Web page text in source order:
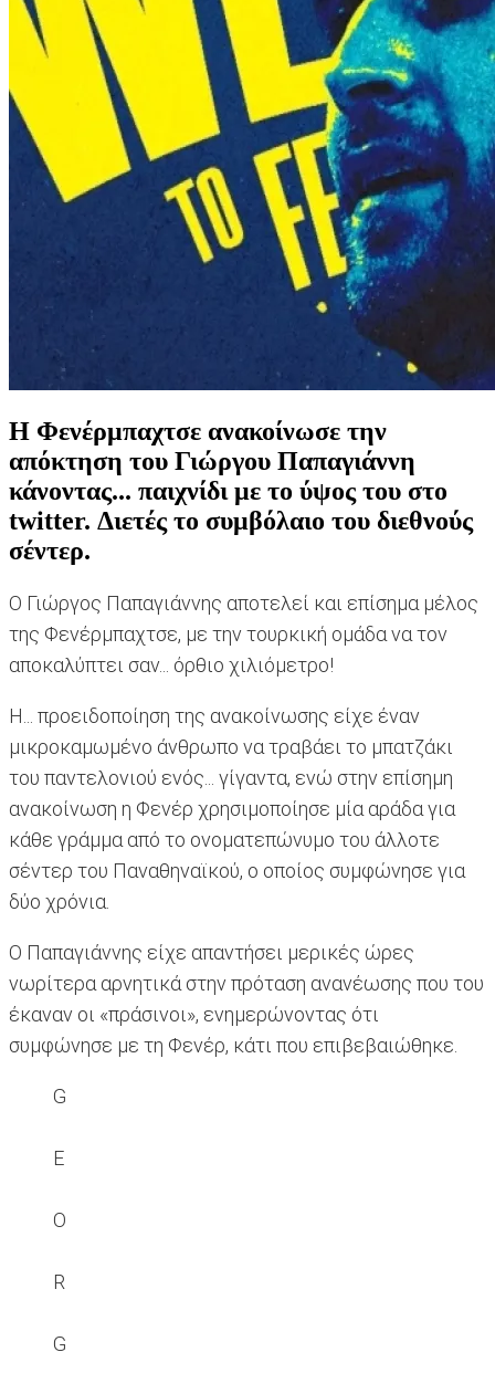
Η Φενέρμπαχτσε ανακοίνωσε την
απόκτηση του Γιώργου Παπαγιάννη
κάνοντας... παιχνίδι με το ύψος του στο
twitter. Διετές το συμβόλαιο του διεθνούς
σέντερ.
Ο Γιώργος Παπαγιάννης αποτελεί και επίσημα μέλος
της Φενέρμπαχτσε, με την τουρκική ομάδα να τον
αποκαλύπτει σαν... όρθιο χιλιόμετρο!
Η... προειδοποίηση της ανακοίνωσης είχε έναν
μικροκαμωμένο άνθρωπο να τραβάει το μπατζάκι
του παντελονιού ενός... γίγαντα, ενώ στην επίσημη
ανακοίνωση η Φενέρ χρησιμοποίησε μία αράδα για
κάθε γράμμα από το ονοματεπώνυμο του άλλοτε
σέντερ του Παναθηναϊκού, ο οποίος συμφώνησε για
δύο χρόνια.
Ο Παπαγιάννης είχε απαντήσει μερικές ώρες
νωρίτερα αρνητικά στην πρόταση ανανέωσης που του
έκαναν οι «πράσινοι», ενημερώνοντας ότι
συμφώνησε με τη Φενέρ, κάτι που επιβεβαιώθηκε.
G
E
O
R
G